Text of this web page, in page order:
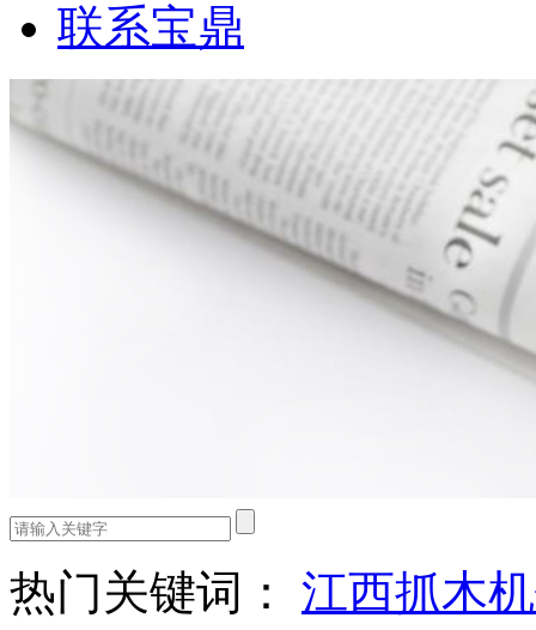
联系宝鼎
热门关键词： 江西抓木